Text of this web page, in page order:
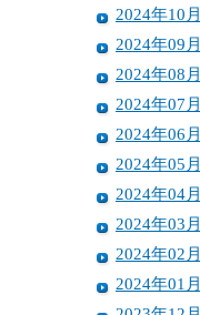
2024年10月
2024年09月
2024年08月
2024年07月
2024年06月
2024年05月
2024年04月
2024年03月
2024年02月
2024年01月